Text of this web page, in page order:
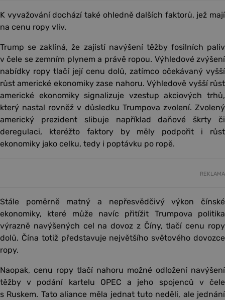
K vyvažování dochází také ohledně dalších faktorů, jež mají
na cenu ropy vliv.
Trump se zaklíná, že zajistí navýšení těžby fosilních paliv
v čele se zemním plynem a právě ropou. Výhledové zvýšení
nabídky ropy tlačí její cenu dolů, zatímco očekávaný vyšší
růst americké ekonomiky zase nahoru. Výhledově vyšší růst
americké ekonomiky signalizuje vzestup akciových trhů,
který nastal rovněž v důsledku Trumpova zvolení. Zvolený
americký prezident slibuje například daňové škrty či
deregulaci, kteréžto faktory by měly podpořit i růst
ekonomiky jako celku, tedy i poptávku po ropě.
REKLAMA
Stále poměrně matný a nepřesvědčivý výkon čínské
ekonomiky, které může navíc přitížit Trumpova politika
výrazně navýšených cel na dovoz z Číny, tlačí cenu ropy
dolů. Čína totiž představuje největšího světového dovozce
ropy.
Naopak, cenu ropy tlačí nahoru možné odložení navýšení
těžby v podání kartelu OPEC a jeho spojenců v čele
s Ruskem. Tato aliance měla jednat tuto neděli, ale jednání